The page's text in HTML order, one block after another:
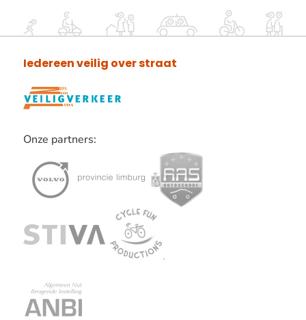
Iedereen veilig over straat
Onze partners:
Lees
verder
over
partners